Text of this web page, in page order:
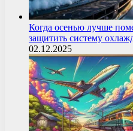
Когда осенью лучше
защитить систему
02.12.2025